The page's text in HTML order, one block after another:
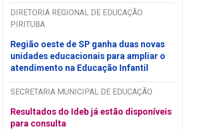
DIRETORIA REGIONAL DE EDUCAÇÃO
PIRITUBA
Região oeste de SP ganha duas novas
unidades educacionais para ampliar o
atendimento na Educação Infantil
SECRETARIA MUNICIPAL DE EDUCAÇÃO
Resultados do Ideb já estão disponíveis
para consulta